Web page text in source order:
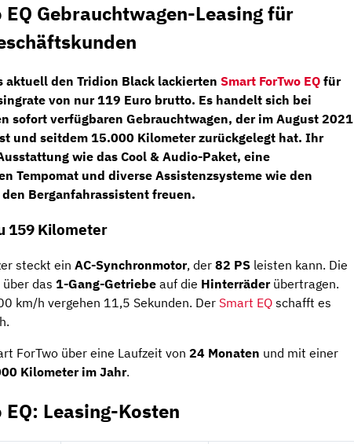
EQ Gebrauchtwagen-Leasing für
aktuell den Tridion Black lackierten Smart ForTwo EQ für
von nur119 Euro brutto. Es handelt sich bei
sofort verfügbaren Gebrauchtwagen, der im August 2021
und seitdem 15.000 Kilometerzurückgelegt hat. Ihr
wie das Cool & Audio-Paket, eine
Tempomat und diverse Assistenzsysteme wie den
Berganfahrassistent freuen.
159 Kilometer
steckt ein AC-Synchronmotor, der 82 PS leisten kann. Die
das 1-Gang-Getriebe auf die Hinterräder übertragen.
km/h vergehen 11,5 Sekunden. Der Smart EQ schafft es
ForTwo über eine Laufzeit von 24 Monaten und mit einer
Kilometer im Jahr.
Leasing-Kosten